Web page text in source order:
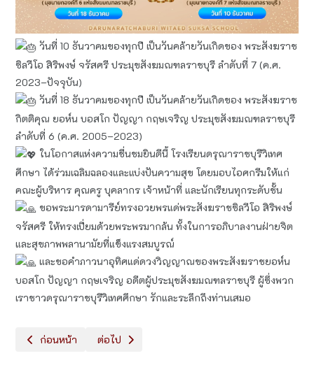
วันที่ 10 ธันวาคมของทุกปี เป็นวันคล้ายวันเกิดของ พระสังฆราช
ซิลวีโอ สิริพงษ์ จรัสศรี ประมุขสังฆมณฑลราชบุรี ลำดับที่ 7 (ค.ศ.
2023–ปัจจุบัน)
วันที่ 18 ธันวาคมของทุกปี เป็นวันคล้ายวันเกิดของ พระสังฆราช
กิตติคุณ ยอห์น บอสโก ปัญญา กฤษเจริญ ประมุขสังฆมณฑลราชบุรี
ลำดับที่ 6 (ค.ศ. 2005–2023)
ในโอกาสแห่งความชื่นชมยินดีนี้ โรงเรียนดรุณาราชบุรีวิเทศ
ศึกษา ได้ร่วมเฉลิมฉลองและแบ่งปันความสุข โดยมอบไอศกรีมให้แก่
คณะผู้บริหาร คุณครู บุคลากร เจ้าหน้าที่ และนักเรียนทุกระดับชั้น
ขอพระมารดามารีย์ทรงอวยพรแด่พระสังฆราชซิลวีโอ สิริพงษ์
จรัสศรี ให้ทรงเปี่ยมด้วยพระพรมากล้น ทั้งในการอภิบาลงานฝ่ายจิต
และสุขภาพพลานามัยที่แข็งแรงสมบูรณ์
และขอคำภาวนาอุทิศแด่ดวงวิญญาณของพระสังฆราชยอห์น
บอสโก ปัญญา กฤษเจริญ อดีตผู้ประมุขสังฆมณฑลราชบุรี ผู้ซึ่งพวก
เราชาวดรุณาราชบุรีวิเทศศึกษา รักและระลึกถึงท่านเสมอ
เนื้อหาก่อนหน้า: เตรียมความพร้อมสู่การทดสอบทางการศึกษาระดั
ก่อนหน้า เนื้อหาถัดไป: ทัศนศึกษา​สัญจรระดับ​อนุบาล​ 1 "คัพเค้
ต่อไป